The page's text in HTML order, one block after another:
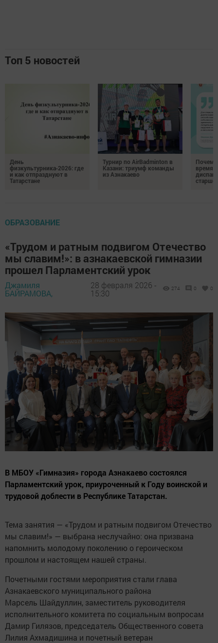
Топ 5 новостей
День
физкультурника‑2026: где
и как отпразднуют в
Татарстане
Турнир по AirBadminton в
Казани: триумф команды
из Азнакаево
время
ОБРАЗОВАНИЕ
«Трудом и ратным подвигом Отечество
мы славим!»: в азнакаевской гимназии
прошел Парламентский урок
Джамиля
БАЙРАМОВА,
28 февраля 2026 -
15:30
274 0 0
В МБОУ «Гимназия» города Азнакаево состоялся
Парламентский урок, приуроченный к Году воинской и
трудовой доблести в Республике Татарстан.
Тема занятия — «Трудом и ратным подвигом Отечество
мы славим!» — выбрана неслучайно: она призвана
напомнить молодому поколению о героическом
прошлом и настоящем нашей страны.
Почетными гостями мероприятия стали глава
Азнакаевского муниципального района
Марсель Шайдуллин, заместитель руководителя
исполнительного комитета по социальным вопросам
Дамир Гилязов, председатель Общественного совета
Лилия Ахмадишина и почетный ветеран